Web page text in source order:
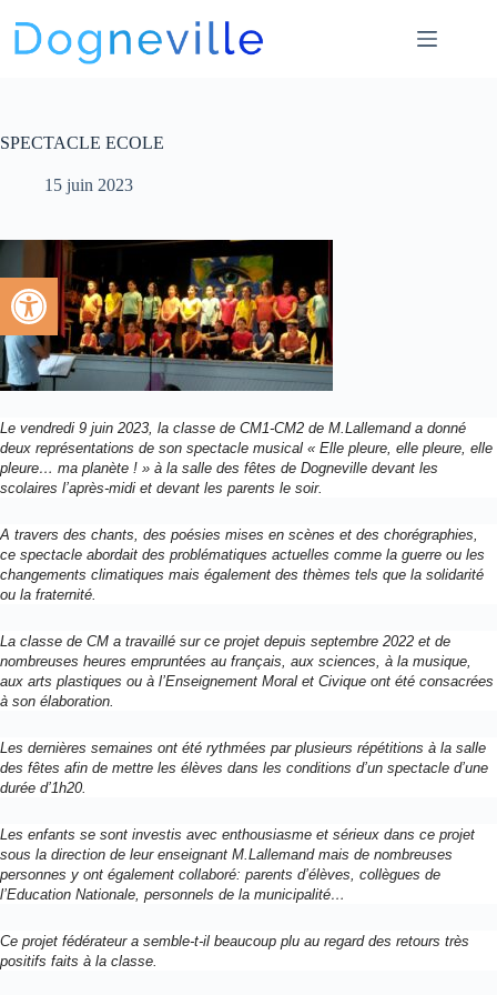
Ouvrir la barre d’outils
SPECTACLE ECOLE
15 juin 2023
Le vendredi 9 juin 2023, la classe de CM1-CM2 de M.Lallemand a donné
deux représentations de son spectacle musical « Elle pleure, elle pleure, elle
pleure… ma planète ! » à la salle des fêtes de Dogneville devant les
scolaires l’après-midi et devant les parents le soir.
A travers des chants, des poésies mises en scènes et des chorégraphies,
ce spectacle abordait des problématiques actuelles comme la guerre ou les
changements climatiques mais également des thèmes tels que la solidarité
ou la fraternité.
La classe de CM a travaillé sur ce projet depuis septembre 2022 et de
nombreuses heures empruntées au français, aux sciences, à la musique,
aux arts plastiques ou à l’Enseignement Moral et Civique ont été consacrées
à son élaboration.
Les dernières semaines ont été rythmées par plusieurs répétitions à la salle
des fêtes afin de mettre les élèves dans les conditions d’un spectacle d’une
durée d’1h20.
Les enfants se sont investis avec enthousiasme et sérieux dans ce projet
sous la direction de leur enseignant M.Lallemand mais de nombreuses
personnes y ont également collaboré: parents d’élèves, collègues de
l’Education Nationale, personnels de la municipalité…
Ce projet fédérateur a semble-t-il beaucoup plu au regard des retours très
positifs faits à la classe.